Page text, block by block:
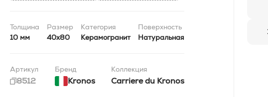
Толщина
10 мм
Размер
40x80
Категория
Керамогранит
Поверхность
Натуральная
Артикул
8512
Бренд
Kronos
Коллекция
Carriere du Kronos